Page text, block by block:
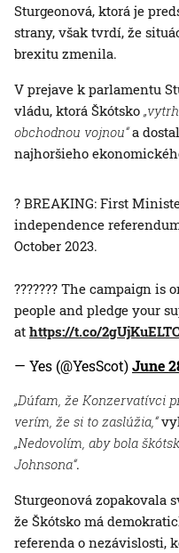
Sturgeonová, ktorá je
strany, však tvrdí, že
brexitu zmenila.
V prejave k parlamentu
vládu, ktorá Škótsko
obchodnou vojnou“a
najhoršieho
? BREAKING: First
independence
October 2023.
??????? The campaign
people and pledge your
at https://t.co/
— Yes (@YesScot)June
„Dúfam, že Konzervatívci
verím, že si to zaslúžia,“
„Nedovolím, aby bola
Johnsona“.
Sturgeonová zopakovala
že Škótsko má
referenda o nezávislosti,